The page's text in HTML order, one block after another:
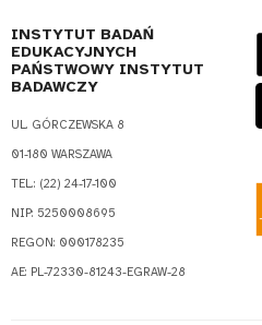
INSTYTUT BADAŃ
EDUKACYJNYCH
PAŃSTWOWY INSTYTUT
BADAWCZY
UL. GÓRCZEWSKA 8
01-180 WARSZAWA
TEL.: (22) 24-17-100
NIP: 5250008695
REGON: 000178235
AE: PL-72330-81243-EGRAW-28